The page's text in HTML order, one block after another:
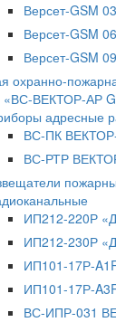
Версет-GSM
Версет-GSM
Версет-GSM
охранно-
«ВС-ВЕКТОР-АР
адресные
ВС-ПК
ВС-РТР
ИП212-220Р
ИП212-230Р
ИП101-17Р-
ИП101-17Р-
ВС-ИПР-031